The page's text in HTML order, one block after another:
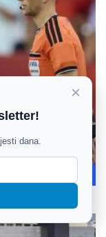
poruku
×
dana.